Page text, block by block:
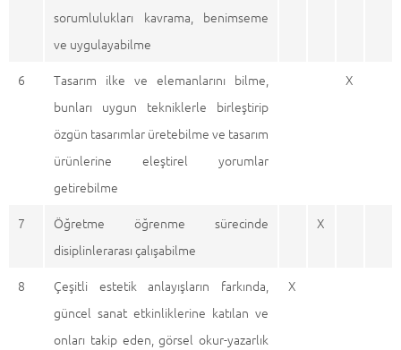
sorumlulukları kavrama, benimseme
ve uygulayabilme
6
Tasarım ilke ve elemanlarını bilme,
bunları uygun tekniklerle birleştirip
özgün tasarımlar üretebilme ve tasarım
ürünlerine eleştirel yorumlar
getirebilme
X
7
Öğretme öğrenme sürecinde
disiplinlerarası çalışabilme
X
8
Çeşitli estetik anlayışların farkında,
güncel sanat etkinliklerine katılan ve
onları takip eden, görsel okur-yazarlık
X